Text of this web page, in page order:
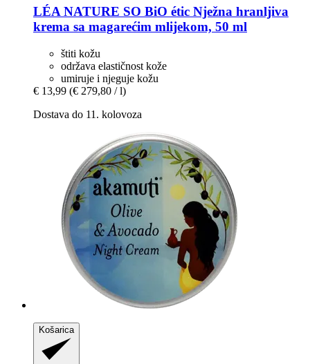
LÉA NATURE SO BiO étic Nježna hranljiva
krema sa magarećim mlijekom, 50 ml
štiti kožu
održava elastičnost kože
umiruje i njeguje kožu
€ 13,99 (€ 279,80 / l)
Dostava do 11. kolovoza
Košarica